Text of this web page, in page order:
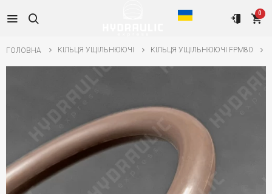
0
ГОЛОВНА КІЛЬЦЯ УЩІЛЬНЮЮЧІ КІЛЬЦЯ УЩІЛЬНЮЮЧІ FPM80